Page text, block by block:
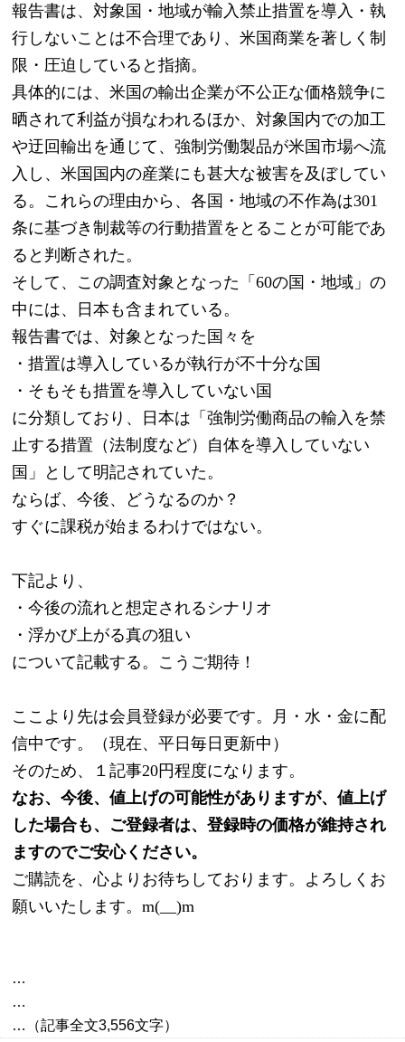
報告書は、対象国・地域が輸入禁止措置を導入・執
行しないことは不合理であり、米国商業を著しく制
限・圧迫していると指摘。
具体的には、米国の輸出企業が不公正な価格競争に
晒されて利益が損なわれるほか、対象国内での加工
や迂回輸出を通じて、強制労働製品が米国市場へ流
入し、米国国内の産業にも甚大な被害を及ぼしてい
る。これらの理由から、各国・地域の不作為は301
条に基づき制裁等の行動措置をとることが可能であ
ると判断された。
そして、この調査対象となった「60の国・地域」の
中には、日本も含まれている。
報告書では、対象となった国々を
・措置は導入しているが執行が不十分な国
・そもそも措置を導入していない国
に分類しており、日本は「強制労働商品の輸入を禁
止する措置（法制度など）自体を導入していない
国」として明記されていた。
ならば、今後、どうなるのか？
すぐに課税が始まるわけではない。
下記より、
・今後の流れと想定されるシナリオ
・浮かび上がる真の狙い
について記載する。こうご期待！
ここより先は会員登録が必要です。月・水・金に配
信中です。（現在、平日毎日更新中）
そのため、１記事20円程度になります。
なお、今後、値上げの可能性がありますが、値上げ
した場合も、ご登録者は、登録時の価格が維持され
ますのでご安心ください。
ご購読を、心よりお待ちしております。よろしくお
願いいたします。m(__)m
…
…